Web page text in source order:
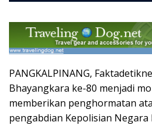
PANGKALPINANG,
Bhayangkara ke-80 menjadi
memberikan penghormatan
pengabdian Kepolisian Negara